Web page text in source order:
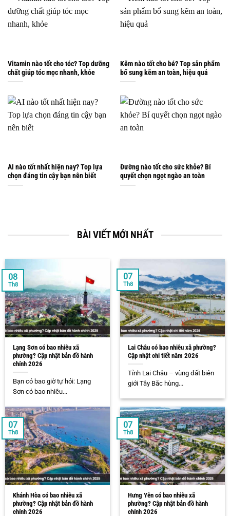
Vitamin nào tốt cho tóc? Top dưỡng
chất giúp tóc mọc nhanh, khỏe
Kẽm nào tốt cho bé? Top sản phẩm
bổ sung kẽm an toàn, hiệu quả
AI nào tốt nhất hiện nay? Top lựa
chọn đáng tin cậy bạn nên biết
Đường nào tốt cho sức khỏe? Bí
quyết chọn ngọt ngào an toàn
BÀI VIẾT MỚI NHẤT
Lạng Sơn có bao nhiêu xã
phường? Cập nhật bản đồ hành
chính 2026
Bạn có bao giờ tự hỏi: Lạng
Sơn có bao nhiêu...
08
Th8
Lai Châu có bao nhiêu xã phường?
Cập nhật chi tiết năm 2026
Tỉnh Lai Châu – vùng đất biên
giới Tây Bắc hùng...
07
Th8
Khánh Hòa có bao nhiêu xã
phường? Cập nhật bản đồ hành
chính 2026
07
Th8
Hưng Yên có bao nhiêu xã
phường? Cập nhật bản đồ hành
chính 2026
07
Th8